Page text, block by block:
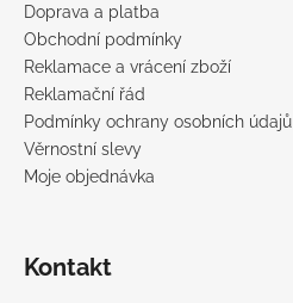
Doprava a platba
Obchodní podmínky
Reklamace a vrácení zboží
Reklamační řád
Podmínky ochrany osobních údajů
Věrnostní slevy
Moje objednávka
Kontakt